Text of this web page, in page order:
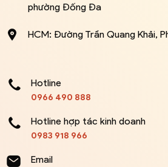
phường Đống Đa
HCM: Đường Trần Quang Khải,
Hotline
0966 490 888
Hotline hợp tác kinh doanh
0983 918 966
Email